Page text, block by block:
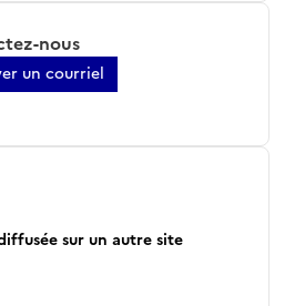
nous
un courriel
sur un autre site